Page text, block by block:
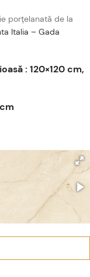
porțelanată de la
Italia – Gada
: 120×120 cm,